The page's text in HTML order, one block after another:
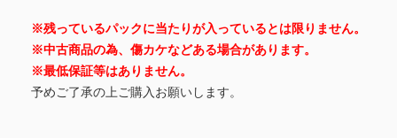
※残っているパックに当たりが入っているとは限りません。
※中古商品の為、傷カケなどある場合があります。
※最低保証等はありません。
予めご了承の上ご購入お願いします。